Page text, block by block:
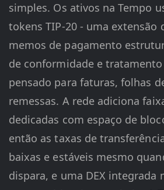
simples. Os ativos na Tempo
tokens TIP-20 - uma extensão
memos de pagamento
de conformidade e
pensado para faturas, folhas
remessas. A rede adiciona
dedicadas com espaço de
então as taxas de
baixas e estáveis mesmo
dispara, e uma DEX integrada